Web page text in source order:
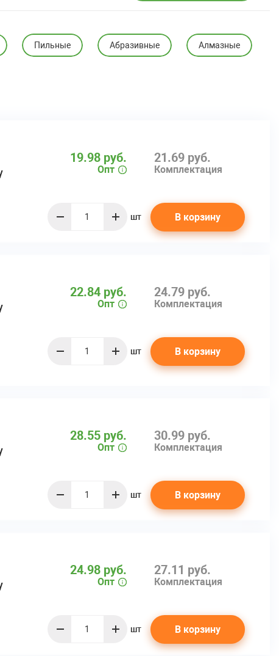
Пильные Абразивные Алмазные
21.69 руб.
Комплектация
19.98 руб.
Опт
шт В корзину
24.79 руб.
Комплектация
22.84 руб.
Опт
шт В корзину
30.99 руб.
Комплектация
28.55 руб.
Опт
шт В корзину
27.11 руб.
Комплектация
24.98 руб.
Опт
шт В корзину